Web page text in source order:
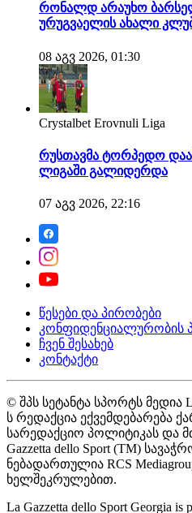
რონალდ არაუხო
ურუგვაელის ახალი
08 აგვ 2026, 01:30
Crystalbet Erovnuli Liga
რუსთავმა ტორპედო
ლიგაში გალიდერდა
07 აგვ 2026, 22:16
წესები და პირობები
კონფიდენციალურობის
ჩვენ შესახებ
კონტაქტი
© შპს სეტანტა სპორტს მედია
ს რედაქცია ექვემდებარება
სარედაქციო პოლიტიკას და
Gazzetta dello Sport (TM)
ნებადართულია RCS
ხელშეკრულებით.
La Gazzetta dello Sport Georgia is